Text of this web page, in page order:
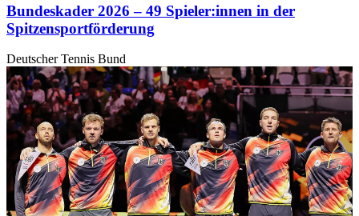
Bundeskader 2026 – 49 Spieler:innen in der
Spitzensportförderung
Deutscher Tennis Bund